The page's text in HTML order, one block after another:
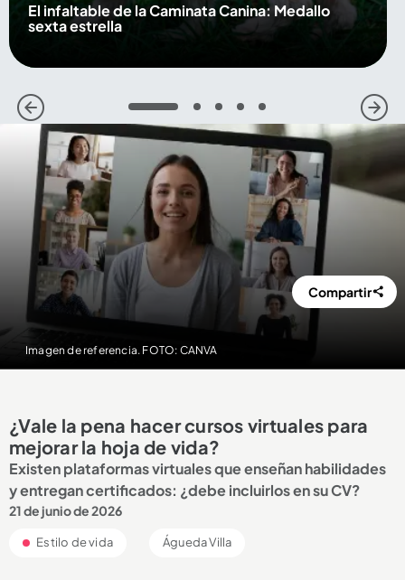
El infaltable de la Caminata Canina: Medallo
sexta estrella
1 2 3 4 5
Imagen de referencia. FOTO: CANVA
Compartir
¿Vale la pena hacer cursos virtuales para
mejorar la hoja de vida?
Existen plataformas virtuales que enseñan habilidades
y entregan certificados: ¿debe incluirlos en su CV?
21 de junio de 2026
Estilo de vida Águeda Villa